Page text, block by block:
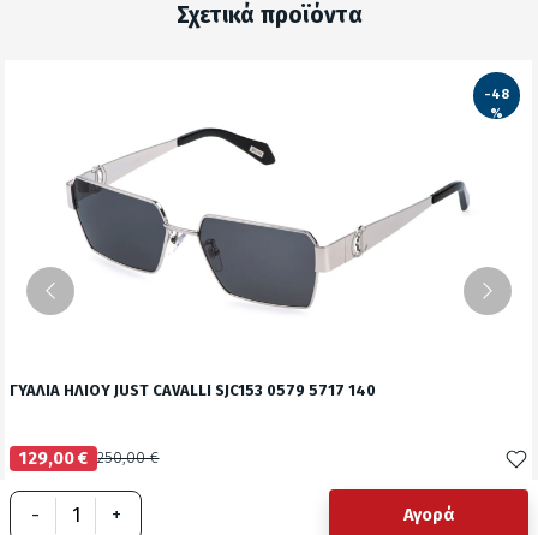
- + Αγορά
Σχετικά προϊόντα
-48
%
ΓΥΑΛΙΑ ΗΛΙΟΥ JUST CAVALLI SJC153 0579 5717 140
129,00 € 250,00 €
Δείτε το προϊόν